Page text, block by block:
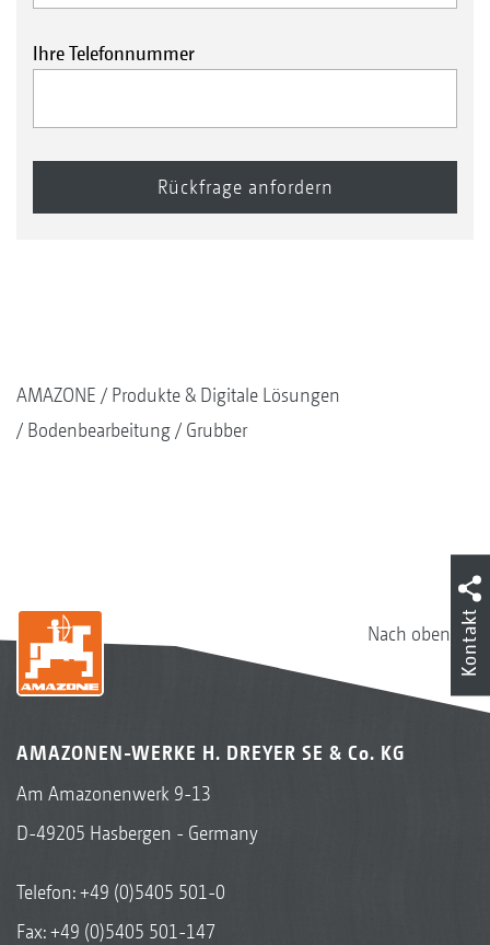
Ihre Telefonnummer
AMAZONE
Produkte & Digitale Lösungen
Bodenbearbeitung
Grubber
Nach oben
AMAZONEN-WERKE H. DREYER SE & Co. KG
Am Amazonenwerk 9-13
D-49205 Hasbergen - Germany
Telefon:+49 (0)5405 501-0
Fax: +49 (0)5405 501-147
Kontakt